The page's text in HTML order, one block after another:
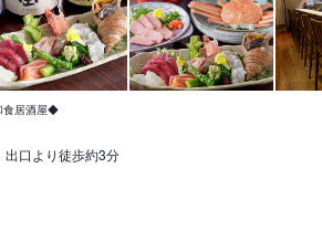
食居酒屋◆
出口より徒歩約3分